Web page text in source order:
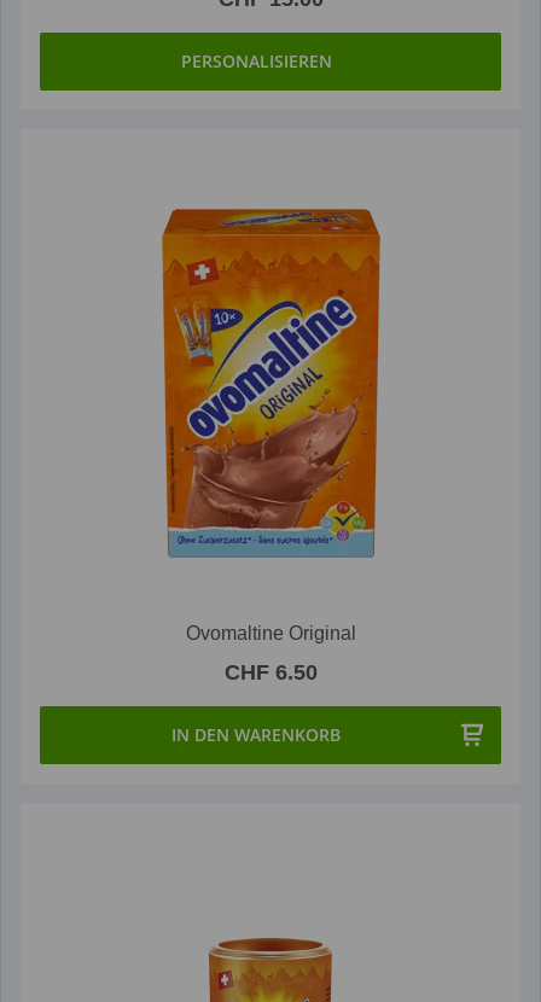
PERSONALISIEREN
Ovomaltine Original
CHF 6.50
IN DEN WARENKORB